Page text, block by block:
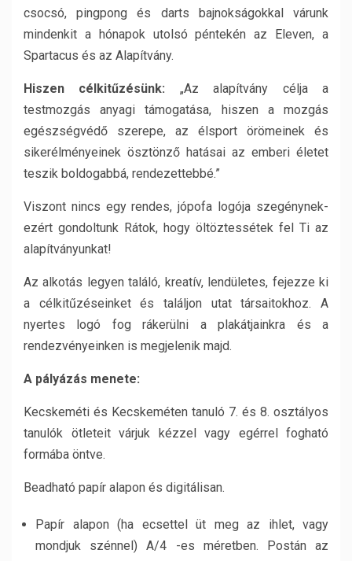
csocsó, pingpong és darts bajnokságokkal várunk
mindenkit a hónapok utolsó péntekén az Eleven, a
Spartacus és az Alapítvány.
Hiszen célkitűzésünk: „Az alapítvány célja a
testmozgás anyagi támogatása, hiszen a mozgás
egészségvédő szerepe, az élsport örömeinek és
sikerélményeinek ösztönző hatásai az emberi életet
teszik boldogabbá, rendezettebbé.”
Viszont nincs egy rendes, jópofa logója szegénynek-
ezért gondoltunk Rátok, hogy öltöztessétek fel Ti az
alapítványunkat!
Az alkotás legyen találó, kreatív, lendületes, fejezze ki
a célkitűzéseinket és találjon utat társaitokhoz. A
nyertes logó fog rákerülni a plakátjainkra és a
rendezvényeinken is megjelenik majd.
A pályázás menete:
Kecskeméti és Kecskeméten tanuló 7. és 8. osztályos
tanulók ötleteit várjuk kézzel vagy egérrel fogható
formába öntve.
Beadható papír alapon és digitálisan.
Papír alapon (ha ecsettel üt meg az ihlet, vagy
mondjuk szénnel) A/4 -es méretben. Postán az